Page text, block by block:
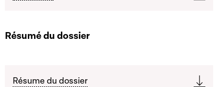
Résumé du dossier
Résume du dossier